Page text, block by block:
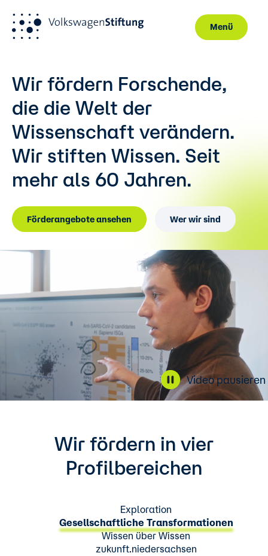
Menü
Wir fördern Forschende,
die die Welt der
Wissenschaft verändern.
Wir stiften Wissen. Seit
mehr als 60 Jahren.
Förderangebote ansehen Wer wir sind
Video pausieren
Wir fördern in vier
Profilbereichen
Exploration
Gesellschaftliche Transformationen
Wissen über Wissen
zukunft.niedersachsen